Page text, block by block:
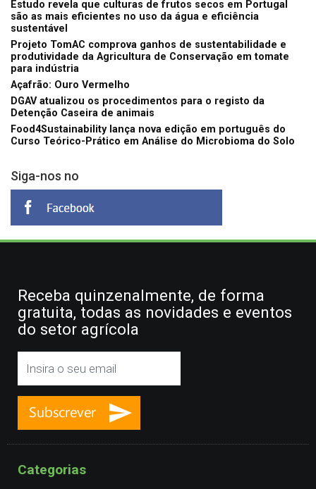
Estudo revela que culturas de frutos secos em Portugal
são as mais eficientes no uso da água e eficiência
sustentável
Projeto TomAC comprova ganhos de sustentabilidade e
produtividade da Agricultura de Conservação em tomate
para indústria
Açafrão: Ouro Vermelho
DGAV atualizou os procedimentos para o registo da
Detenção Caseira de animais
Food4Sustainability lança nova edição em português do
Curso Teórico-Prático em Análise do Microbioma do Solo
Siga-nos no
Receba quinzenalmente, de forma
gratuita, todas as novidades e eventos
do setor agrícola
Categorias